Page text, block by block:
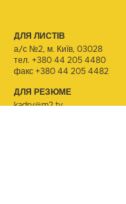
ДЛЯ ЛИСТІВ
а/с №2, м. Київ, 03028
тел. +380 44 205 4480
факс +380 44 205 4482
ДЛЯ РЕЗЮМЕ
kadry@m2.tv